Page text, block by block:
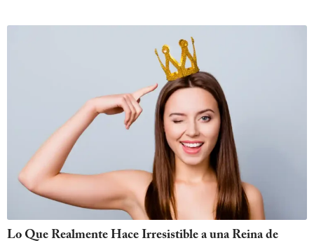
Lo Que Realmente Hace Irresistible a una Reina de